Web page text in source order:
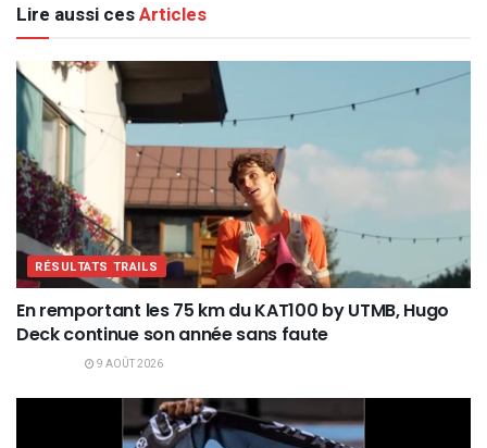
Lire aussi cesArticles
RÉSULTATS TRAILS
En remportant les 75 km du KAT100 by UTMB, Hugo
Deck continue son année sans faute
9 AOÛT 2026